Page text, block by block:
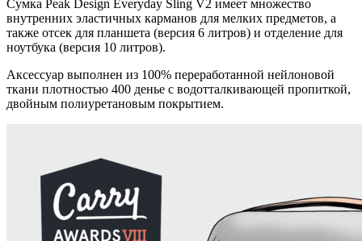
Сумка Peak Design Everyday Sling V2 имеет множество
внутренних эластичных карманов для мелких предметов, а
также отсек для планшета (версия 6 литров) и отделение для
ноутбука (версия 10 литров).
Аксессуар выполнен из 100% переработанной нейлоновой
ткани плотностью 400 денье с водотталкивающей пропиткой,
двойным полиуретановым покрытием.